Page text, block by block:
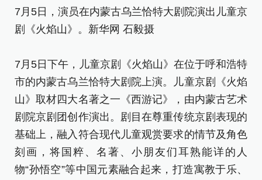
7月5日，演员在内蒙古乌兰恰特大剧院演出儿童京
剧《火焰山》。新华网 石毅摄
7月5日下午，儿童京剧《火焰山》在位于呼和浩特
市的内蒙古乌兰恰特大剧院上演。儿童京剧《火焰
山》取材四大名著之一《西游记》，由内蒙古艺术
剧院京剧团创作演出。剧目在尊重传统京剧表现的
基础上，融入符合现代儿童观赏要求的情节及角色
刻画，将国粹、名著、小朋友们耳熟能详的人
物“孙悟空”等中国元素融合起来，打造寓教于乐、